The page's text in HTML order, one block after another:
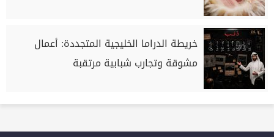
خريطة الدراما الخليجية المتجددة: أعمال
مشوقة وتجارب شبابية مرتقبة